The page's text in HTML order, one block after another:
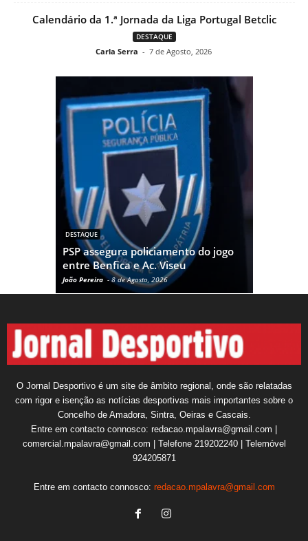
Calendário da 1.ª Jornada da Liga Portugal Betclic
DESTAQUE
Carla Serra - 7 de Agosto, 2026
DESTAQUE
PSP assegura policiamento do jogo
entre Benfica e Ac. Viseu
João Pereira - 8 de Agosto, 2026
O Jornal Desportivo é um site de âmbito regional, onde são relatadas
com rigor e isenção as notícias desportivas mais importantes sobre o
Concelho de Amadora, Sintra, Oeiras e Cascais.
Entre em contacto connosco: redacao.mpalavra@gmail.com |
comercial.mpalavra@gmail.com | Telefone 219202240 | Telemóvel
924205871
Entre em contacto connosco: redacao.mpalavra@gmail.com